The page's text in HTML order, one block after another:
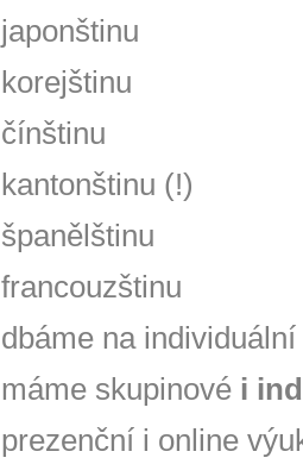
japonštinu
korejštinu
čínštinu
kantonštinu (!)
španělštinu
francouzštinu
dbáme na
máme skupinové i
prezenční i online